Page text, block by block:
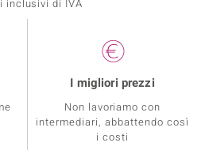
inclusivi di IVA
I migliori prezzi
Non lavoriamo con
intermediari, abbattendo così
i costi